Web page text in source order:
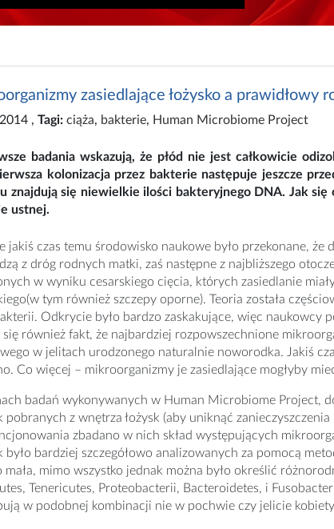
zasiedlające łożysko a prawidłowy
, Tagi: ciąża, bakterie, Human Microbiome Project
badania wskazują, że płód nie jest całkowicie
kolonizacja przez bakterie następuje jeszcze
znajdują się niewielkie ilości bakteryjnego DNA. Jak
ustnej.
jakiś czas temu środowisko naukowe było przekonane,
z dróg rodnych matki, zaś następne z najbliższego
w wyniku cesarskiego cięcia, których zasiedlanie
tym również szczepy oporne). Teoria została
Odkrycie było bardzo zaskakujące, więc
się również fakt, że najbardziej rozpowszechnione
w jelitach urodzonego naturalnie noworodka. Jakiś
Co więcej – mikroorganizmy je zasiedlające mogłyby
badań wykonywanych w Human Microbiome Project,
pobranych z wnętrza łożysk (aby uniknąć
zbadano w nich skład występujących
było bardziej szczegółowo analizowanych za pomocą
mała, mimo wszystko jednak można było określić
Tenericutes, Proteobacterii, Bacteroidetes, i
w podobnej kombinacji nie w pochwie czy jelicie